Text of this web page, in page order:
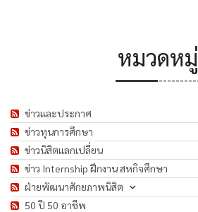
หมวดหมู่
ข่าวและประกาศ
ข่าวทุนการศึกษา
ข่าวนิสิตแลกเปลี่ยน
ข่าว Internship ฝึกงาน สหกิจศึกษา
ฝ่ายพัฒนาศักยภาพนิสิต
50 ปี 50 อาชีพ